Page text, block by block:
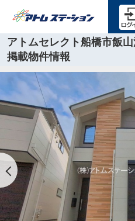
アトムセレクト船橋市飯
掲載物件情報